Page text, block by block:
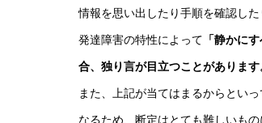
情報を思い出したり手順を確認した
発達障害の特性によって 「静かに
合、独り言が目立つことがあります
また、上記が当てはまるからとい
なるため、断定はとても難しいも